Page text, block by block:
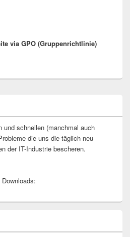
via GPO (Gruppenrichtlinie)
und schnellen (manchmal auch
die uns die täglich neu
der IT-Industrie bescheren.